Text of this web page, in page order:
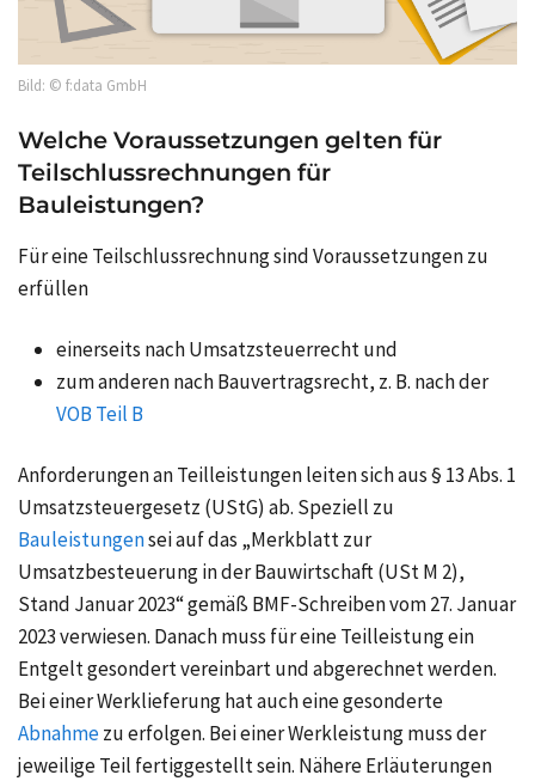
Bild: © f:data GmbH
Welche Voraussetzungen gelten für
Teilschlussrechnungen für
Bauleistungen?
Für eine Teilschlussrechnung sind Voraussetzungen zu
erfüllen
einerseits nach Umsatzsteuerrecht und
zum anderen nach Bauvertragsrecht, z. B. nach der
VOB Teil B
Anforderungen an Teilleistungen leiten sich aus § 13 Abs. 1
Umsatzsteuergesetz (UStG) ab. Speziell zu
Bauleistungensei auf das „Merkblatt zur
Umsatzbesteuerung in der Bauwirtschaft (USt M 2),
Stand Januar 2023“ gemäß BMF-Schreiben vom 27. Januar
2023 verwiesen. Danach muss für eine Teilleistung ein
Entgelt gesondert vereinbart und abgerechnet werden.
Bei einer Werklieferung hat auch eine gesonderte
Abnahmezu erfolgen. Bei einer Werkleistung muss der
jeweilige Teil fertiggestellt sein. Nähere Erläuterungen